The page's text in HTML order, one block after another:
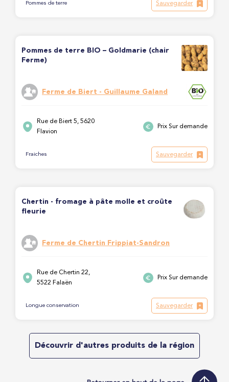
Pommes de terre Sauvegarder
Pommes de terre BIO – Goldmarie (chair
Ferme)
Ferme de Biert - Guillaume Galand
Rue de Biert 5, 5620
Flavion
Prix Sur demande
Fraiches Sauvegarder
Chertin - fromage à pâte molle et croûte
fleurie
Ferme de Chertin Frippiat-Sandron
Rue de Chertin 22,
5522 Falaën
Prix Sur demande
Longue conservation Sauvegarder
Découvrir d'autres produits de la région